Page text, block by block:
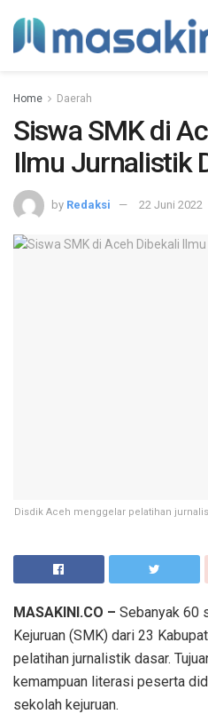
Home Daerah
Siswa SMK di
Ilmu Jurnalistik
by Redaksi 22 Juni 2022
Disdik Aceh menggelar pelatihan
MASAKINI.CO – Sebanyak 60
Kejuruan (SMK) dari 23
pelatihan jurnalistik dasar.
kemampuan literasi peserta
sekolah kejuruan.